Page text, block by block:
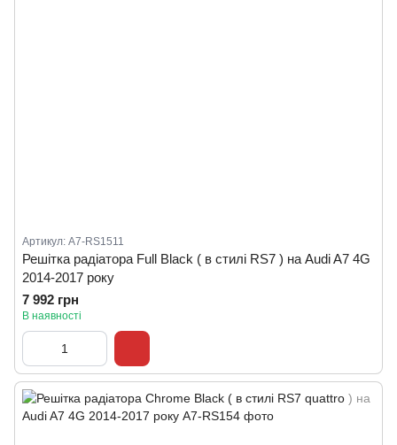
Артикул: A7-RS1511
Решітка радіатора Full Black ( в стилі RS7 ) на Audi A7 4G
2014-2017 року
7 992 грн
В наявності